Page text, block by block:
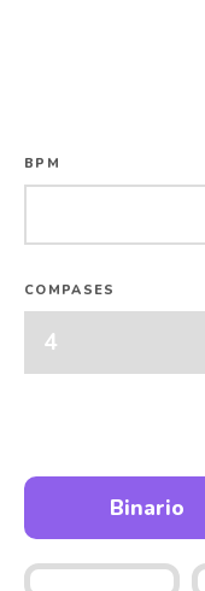
BPM
COMPASES
Binario